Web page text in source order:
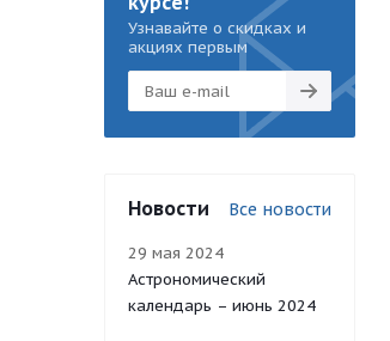
Узнавайте о скидках и
акциях первым
Новости Все новости
29 мая 2024
Астрономический
календарь – июнь 2024